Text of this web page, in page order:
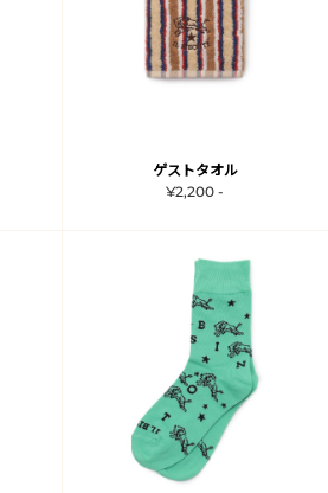
ゲストタオル
¥2,200 -